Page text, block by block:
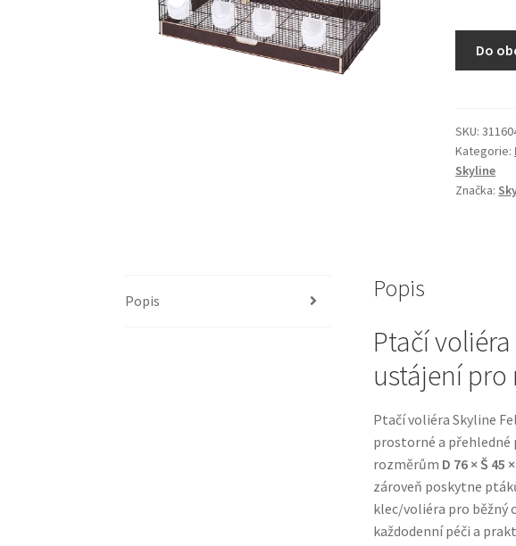
Do
SKU:
Kategorie:
Skyline
Značka:
Popis Popis
Ptačí
ustájení
Ptačí voliéra Skyline
prostorné a přehledné
rozměrům D 76 × Š 45
zároveň poskytne
klec/voliéra pro běžný
každodenní péči a